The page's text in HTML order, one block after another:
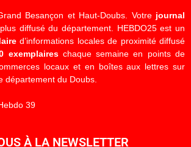
Besançon et Haut-Doubs. Votre journal
diffusé du département. HEBDO25 est un
d’informations locales de proximité diffusé
exemplaireschaque semaine en points de
locaux et en boîtes aux lettres sur
département du Doubs.
39
À LA NEWSLETTER